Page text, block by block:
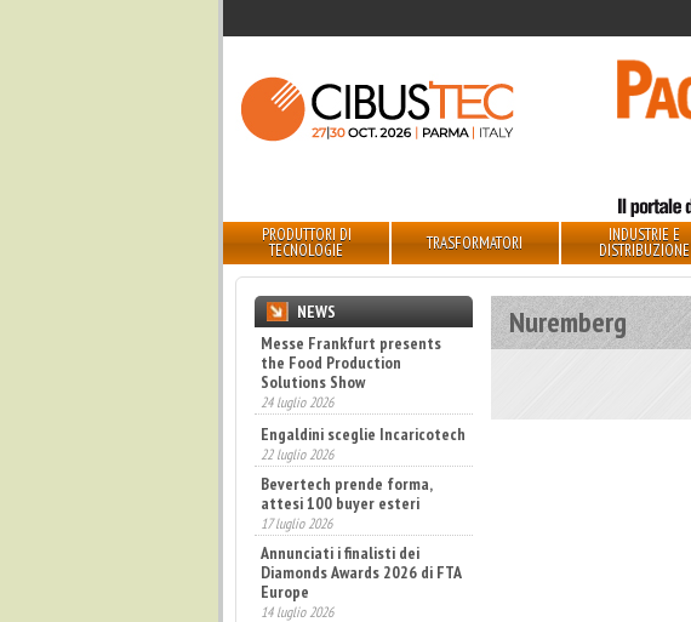
PRODUTTORI DI
TECNOLOGIE TRASFORMATORI INDUSTRIE E
DISTRIBUZIONE
Nuremberg
NEWS
Messe Frankfurt presents
the Food Production
Solutions Show
24 luglio 2026
Engaldini sceglie Incaricotech
22 luglio 2026
Bevertech prende forma,
attesi 100 buyer esteri
17 luglio 2026
Annunciati i finalisti dei
Diamonds Awards 2026 di FTA
Europe
14 luglio 2026